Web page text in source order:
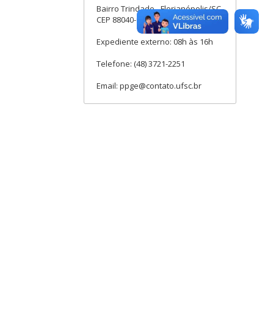
Bairro Trindade - Florianópolis/SC
CEP 88040-900
Expediente externo: 08h às 16h
Telefone: (48) 3721-2251
Email: ppge@contato.ufsc.br